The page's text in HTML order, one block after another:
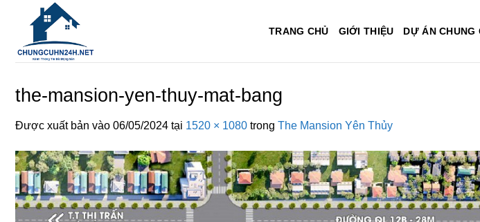
dung
TRANG CHỦ GIỚI THIỆU DỰ ÁN CHUNG
the-mansion-yen-thuy-mat-bang
Được xuất bản vào 06/05/2024 tại 1520 × 1080 trong The Mansion Yên Thủy